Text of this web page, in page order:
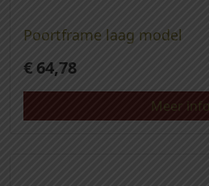
Poortframe laag model
€ 64,78
Meer info